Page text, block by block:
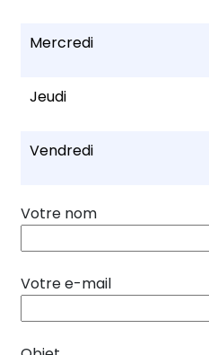
Mercredi
Jeudi
Vendredi
Votre nom
Votre e-mail